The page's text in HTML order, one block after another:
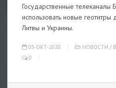
Государственные телеканалы
использовать новые
Литвы и Украины.
05-ОКТ-2020 НОВОСТИ /
0